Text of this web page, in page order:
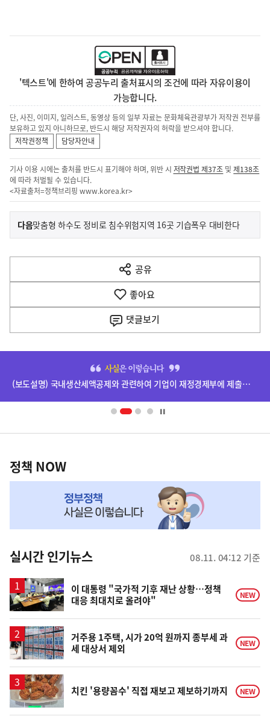
'텍스트'에 한하여 공공누리 출처표시의 조건에 따라 자유이용이
가능합니다.
단, 사진, 이미지, 일러스트, 동영상 등의 일부 자료는 문화체육관광부가 저작권 전부를
보유하고 있지 아니하므로, 반드시 해당 저작권자의 허락을 받으셔야 합니다.
저작권정책
담당자안내
기사 이용 시에는 출처를 반드시 표기해야 하며, 위반 시 저작권법 제37조 및제138조
에 따라 처벌될 수 있습니다.
<자료출처=정책브리핑 www.korea.kr>
이
전
다
음
다음기
사
맞춤형 하수도 정비로 침수위험지역 16곳 기습폭우 대비한다
공유
열
기
좋아요
댓글보기
영
(보도설명) 국내생산세액공제와 관련하여 기업이 재정경제부에 제출한 자료는 비공개됩니다.
책
NOW,
뉴
스
정책 NOW
실시간 인기뉴스 08.11. 04:12 기준
이 대통령 "국가적 기후 재난 상황…정책
대응 최대치로 올려야"
NEW
거주용 1주택, 시가 20억 원까지 종부세 과
세 대상서 제외
NEW
치킨 '용량꼼수' 직접 재보고 제보하기까지 NEW